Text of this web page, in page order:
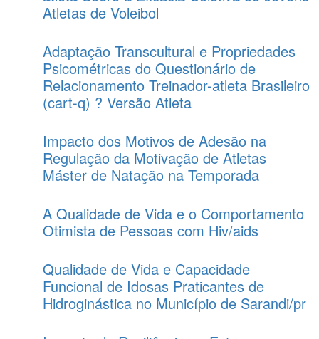
Atletas de Voleibol
Adaptação Transcultural e Propriedades
Psicométricas do Questionário de
Relacionamento Treinador-atleta Brasileiro
(cart-q) ? Versão Atleta
Impacto dos Motivos de Adesão na
Regulação da Motivação de Atletas
Máster de Natação na Temporada
A Qualidade de Vida e o Comportamento
Otimista de Pessoas com Hiv/aids
Qualidade de Vida e Capacidade
Funcional de Idosas Praticantes de
Hidroginástica no Município de Sarandi/pr